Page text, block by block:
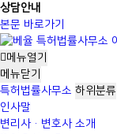
상담안내
본문 바로가기
메뉴열기
메뉴닫기
특허법률사무소 하위분류
인사말
변리사·변호사 소개